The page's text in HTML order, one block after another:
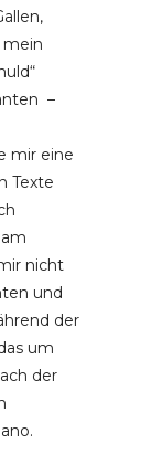
mein
–
mir eine
Texte
nicht
und
der
um
der